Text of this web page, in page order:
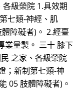
級榮院 1.具效期
七類-神經、肌
障礙者)。 2.經臺
業量製。 三十 膝下
之家、各級榮院
；新制第七類-神
05 肢體障礙者)。